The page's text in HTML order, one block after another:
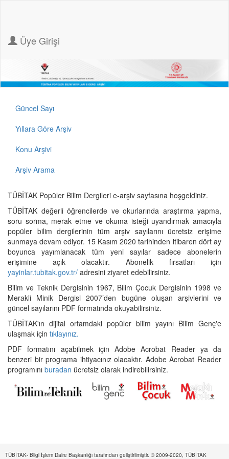
Üye Girişi
Güncel Sayı
Yıllara Göre Arşiv
Konu Arşivi
Arşiv Arama
TÜBİTAK Popüler Bilim Dergileri e-arşiv sayfasına hoşgeldiniz.
TÜBİTAK değerli öğrencilerde ve okurlarında araştırma yapma,
soru sorma, merak etme ve okuma isteği uyandırmak amacıyla
popüler bilim dergilerinin tüm arşiv sayılarını ücretsiz erişime
sunmaya devam ediyor. 15 Kasım 2020 tarihinden itibaren dört ay
boyunca yayımlanacak tüm yeni sayılar sadece abonelerin
erişimine açık olacaktır. Abonelik fırsatları için
yayinlar.tubitak.gov.tr/ adresini ziyaret edebilirsiniz.
Bilim ve Teknik Dergisinin 1967, Bilim Çocuk Dergisinin 1998 ve
Merakli Minik Dergisi 2007’den bugüne oluşan arşivlerini ve
güncel sayılarını PDF formatında okuyabilirsiniz.
TÜBİTAK'ın dijital ortamdaki popüler bilim yayını Bilim Genç'e
ulaşmak için tıklayınız.
PDF formatını açabilmek için Adobe Acrobat Reader ya da
benzeri bir programa ihtiyacınız olacaktır. Adobe Acrobat Reader
programını buradan ücretsiz olarak indirebilirsiniz.
TÜBİTAK- Bilgi İşlem Daire Başkanlığı tarafından geliştirilmiştir. © 2009-2020, TÜBİTAK